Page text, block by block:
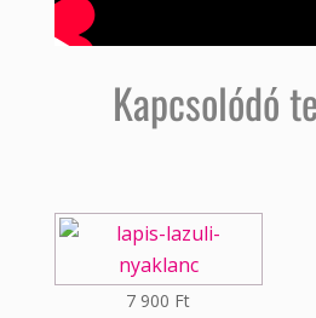
Kapcsolódó
7 900 Ft